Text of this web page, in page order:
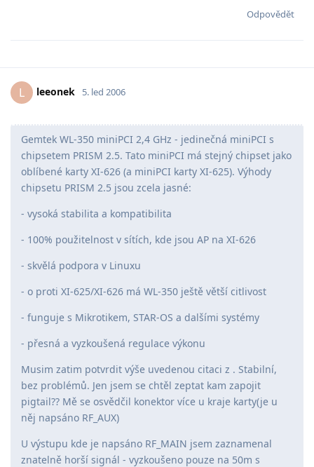
Odpovědět
L leeonek 5. led 2006
Gemtek WL-350 miniPCI 2,4 GHz - jedinečná miniPCI s
chipsetem PRISM 2.5. Tato miniPCI má stejný chipset jako
oblíbené karty XI-626 (a miniPCI karty XI-625). Výhody
chipsetu PRISM 2.5 jsou zcela jasné:
- vysoká stabilita a kompatibilita
- 100% použitelnost v sítích, kde jsou AP na XI-626
- skvělá podpora v Linuxu
- o proti XI-625/XI-626 má WL-350 ještě větší citlivost
- funguje s Mikrotikem, STAR-OS a dalšími systémy
- přesná a vyzkoušená regulace výkonu
Musim zatim potvrdit výše uvedenou citaci z . Stabilní,
bez problémů. Jen jsem se chtěl zeptat kam zapojit
pigtail?? Mě se osvědčil konektor více u kraje karty(je u
něj napsáno RF_AUX)
U výstupu kde je napsáno RF_MAIN jsem zaznamenal
znatelně horší signál - vyzkoušeno pouze na 50m s